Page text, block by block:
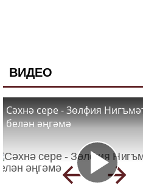
ВИДЕО
Сәхнә сере - Зөлфия
белән әңгәмә